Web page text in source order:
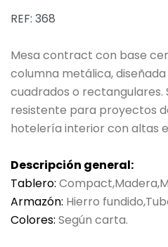
REF: 368
Mesa contract con base
columna metálica,
cuadrados o rectangulares.
resistente para proyectos
hotelería interior con altas
Descripción general:
Tablero:
Armazón: Hierro
Colores: Según carta.